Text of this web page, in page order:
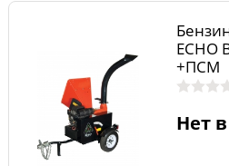
ECHO
+ПСМ
Нет